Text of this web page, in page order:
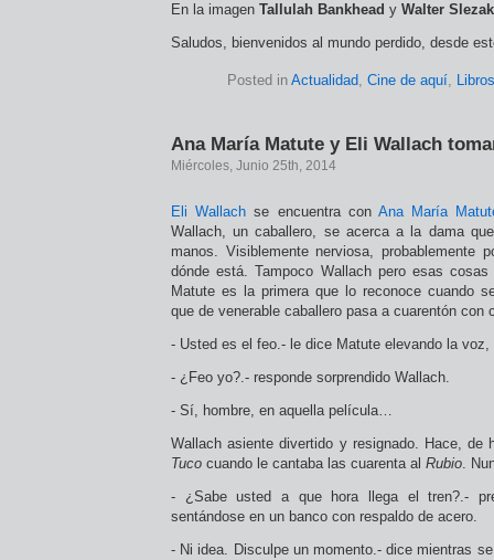
En la imagen Tallulah Bankhead y Walter Slezak
Saludos, bienvenidos al mundo perdido, desde
Posted in Actualidad, Cine de aquí, Libros
Ana María Matute y Eli Wallach
Miércoles, Junio 25th, 2014
Eli Wallach se encuentra con Ana María
Wallach, un caballero, se acerca a la dama
manos. Visiblemente nerviosa, probablemente
dónde está. Tampoco Wallach pero esas
Matute es la primera que lo reconoce cuando
que de venerable caballero pasa a cuarentón con
- Usted es el feo.- le dice Matute elevando la
- ¿Feo yo?.- responde sorprendido Wallach.
- Sí, hombre, en aquella película…
Wallach asiente divertido y resignado. Hace, de
Tuco cuando le cantaba las cuarenta al Rubio.
- ¿Sabe usted a que hora llega el tren?.-
sentándose en un banco con respaldo de acero.
- Ni idea. Disculpe un momento.- dice mientras